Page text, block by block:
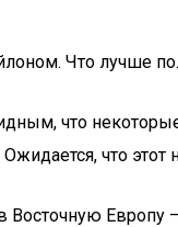
Что лучше
что
что
Восточную